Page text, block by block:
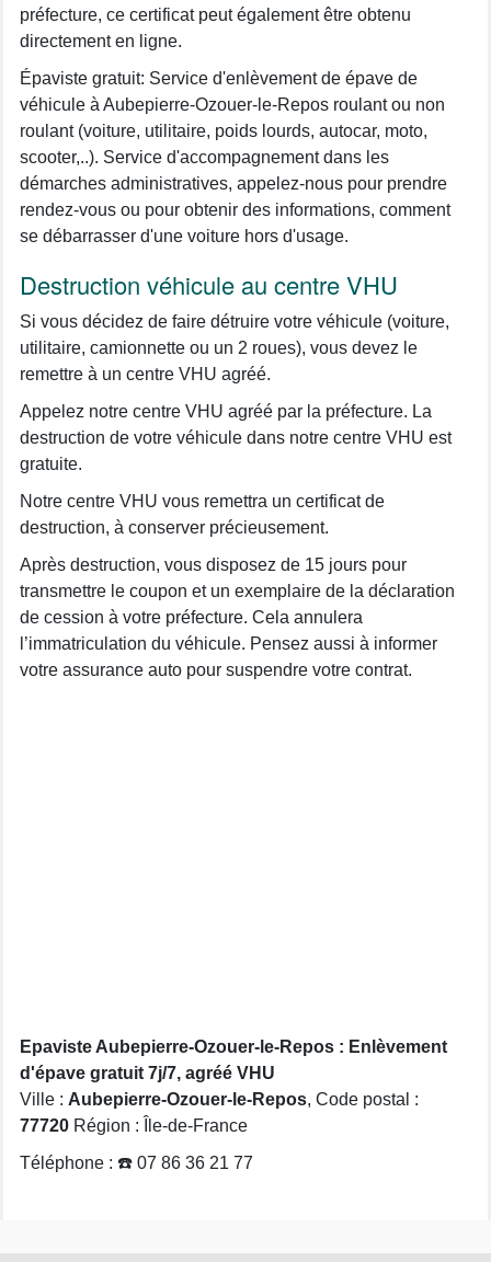
préfecture, ce certificat peut également être obtenu
directement en ligne.
Épaviste gratuit: Service d'enlèvement de épave de
véhicule à Aubepierre-Ozouer-le-Repos roulant ou non
roulant (voiture, utilitaire, poids lourds, autocar, moto,
scooter,..). Service d'accompagnement dans les
démarches administratives, appelez-nous pour prendre
rendez-vous ou pour obtenir des informations, comment
se débarrasser d'une voiture hors d'usage.
Destruction véhicule au centre VHU
Si vous décidez de faire détruire votre véhicule (voiture,
utilitaire, camionnette ou un 2 roues), vous devez le
remettre à un centre VHU agréé.
Appelez notre centre VHU agréé par la préfecture. La
destruction de votre véhicule dans notre centre VHU est
gratuite.
Notre centre VHU vous remettra un certificat de
destruction, à conserver précieusement.
Après destruction, vous disposez de 15 jours pour
transmettre le coupon et un exemplaire de la déclaration
de cession à votre préfecture. Cela annulera
l’immatriculation du véhicule. Pensez aussi à informer
votre assurance auto pour suspendre votre contrat.
Epaviste Aubepierre-Ozouer-le-Repos : Enlèvement
d'épave gratuit 7j/7, agréé VHU
Ville : Aubepierre-Ozouer-le-Repos, Code postal :
77720 Région : Île-de-France
Téléphone : ☎️ 07 86 36 21 77